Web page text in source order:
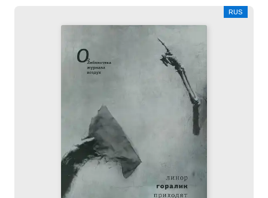
RUS